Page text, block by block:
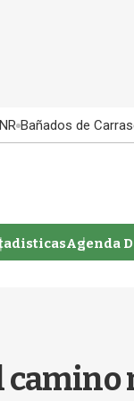
Bañados de
Agenda